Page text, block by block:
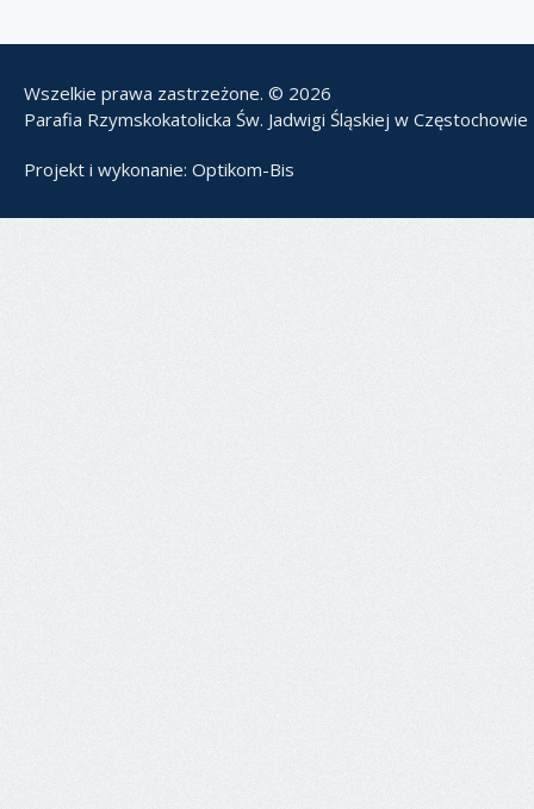
Wszelkie prawa zastrzeżone. © 2026
Parafia Rzymskokatolicka Św. Jadwigi Śląskiej w Częstochowie
Projekt i wykonanie: Optikom-Bis